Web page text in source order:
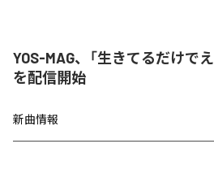
YOS-MAG、「生きてるだけで
を配信開始
新曲情報